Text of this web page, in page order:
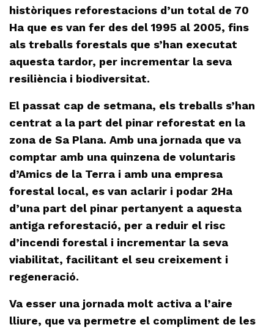
històriques reforestacions d’un total de 70
Ha que es van fer des del 1995 al 2005, fins
als treballs forestals que s’han executat
aquesta tardor, per incrementar la seva
resiliència i biodiversitat.
El passat cap de setmana, els treballs s’han
centrat a la part del pinar reforestat en la
zona de Sa Plana. Amb una jornada que va
comptar amb una quinzena de voluntaris
d’Amics de la Terra i amb una empresa
forestal local, es van aclarir i podar 2Ha
d’una part del pinar pertanyent a aquesta
antiga reforestació, per a reduir el risc
d’incendi forestal i incrementar la seva
viabilitat, facilitant el seu creixement i
regeneració.
Va esser una jornada molt activa a l’aire
lliure, que va permetre el compliment de les